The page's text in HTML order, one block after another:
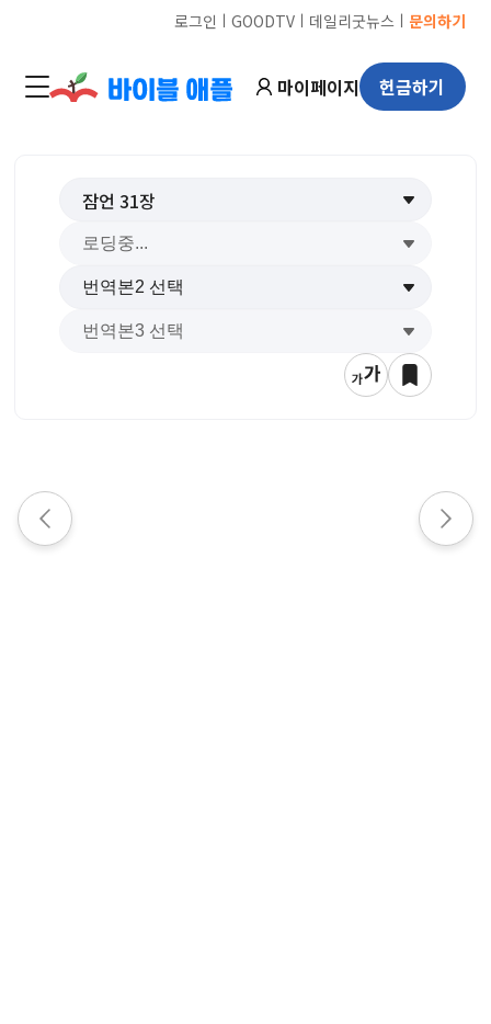
로그인 ㅣ GOODTVㅣ 데일리굿뉴스 ㅣ 문의하기
마이페이지 헌금하기
잠언 31장